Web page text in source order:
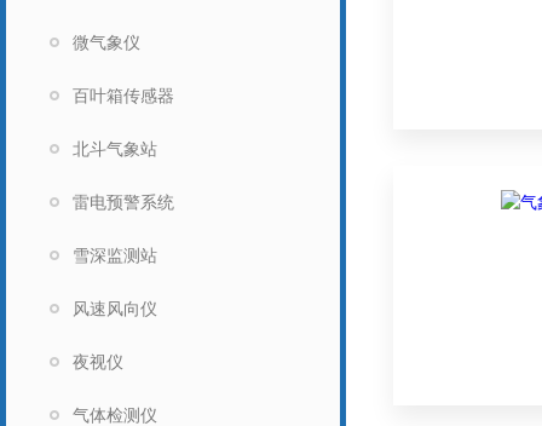
微气象仪
百叶箱传感器
北斗气象站
雷电预警系统
雪深监测站
风速风向仪
夜视仪
气体检测仪